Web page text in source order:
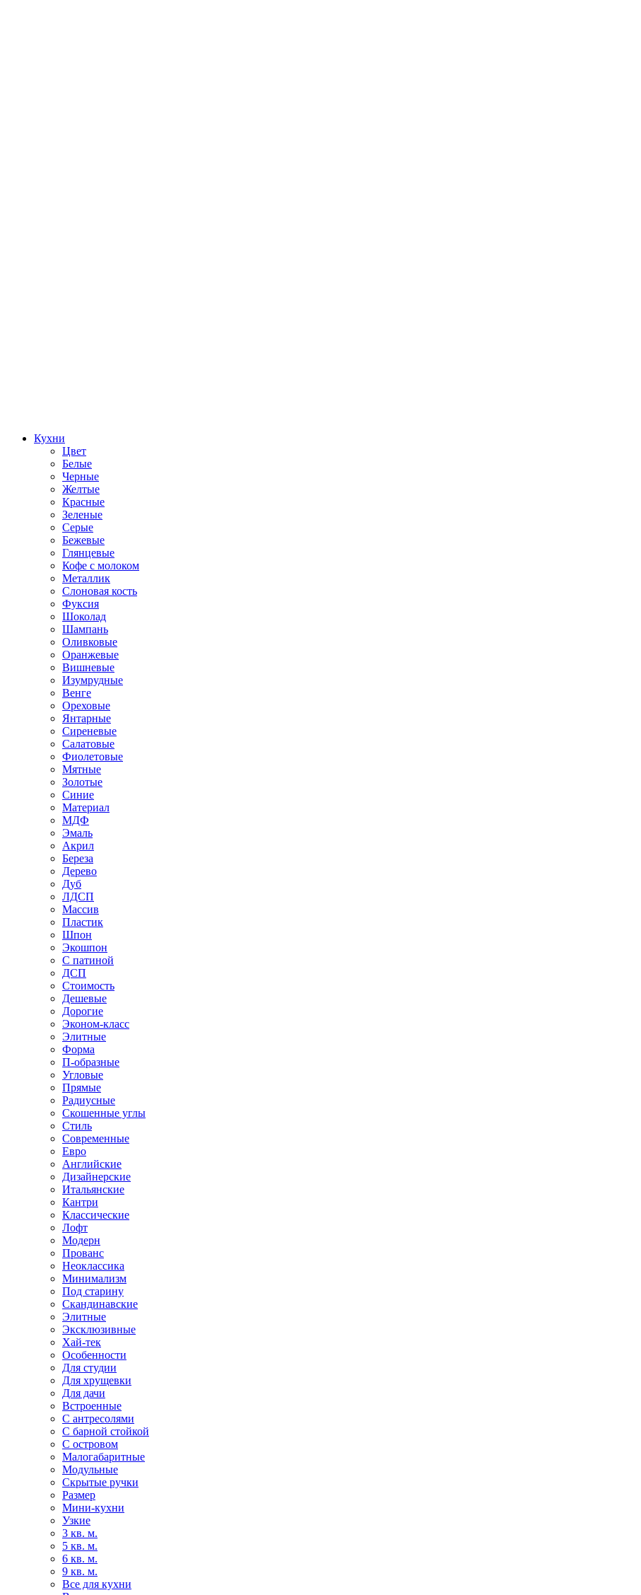
Кухни
Цвет
Белые
Черные
Желтые
Красные
Зеленые
Серые
Бежевые
Глянцевые
Кофе с молоком
Металлик
Слоновая кость
Фуксия
Шоколад
Шампань
Оливковые
Оранжевые
Вишневые
Изумрудные
Венге
Ореховые
Янтарные
Сиреневые
Салатовые
Фиолетовые
Мятные
Золотые
Синие
Материал
МДФ
Эмаль
Акрил
Береза
Дерево
Дуб
ЛДСП
Массив
Пластик
Шпон
Экошпон
С патиной
ДСП
Стоимость
Дешевые
Дорогие
Эконом-класс
Элитные
Форма
П-образные
Угловые
Прямые
Радиусные
Скошенные углы
Стиль
Современные
Евро
Английские
Дизайнерские
Итальянские
Кантри
Классические
Лофт
Модерн
Прованс
Неоклассика
Минимализм
Под старину
Скандинавские
Элитные
Эксклюзивные
Хай-тек
Особенности
Для студии
Для хрущевки
Для дачи
Встроенные
С антресолями
С барной стойкой
С островом
Малогабаритные
Модульные
Скрытые ручки
Размер
Мини-кухни
Узкие
3 кв. м.
5 кв. м.
6 кв. м.
9 кв. м.
Все для кухни